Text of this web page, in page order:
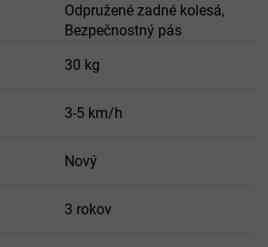
Odpružené zadné kolesá,
Bezpečnostný pás
30 kg
3-5 km/h
Nový
3 rokov